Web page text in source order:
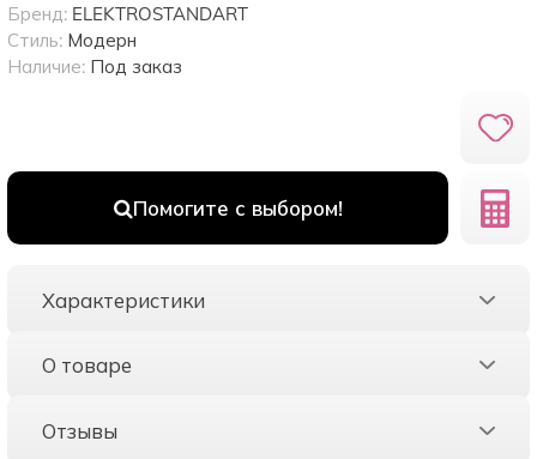
Помогите с выбором!
Бренд: ELEKTROSTANDART
Стиль: Модерн
Наличие: Под заказ
Характеристики
О товаре
Отзывы